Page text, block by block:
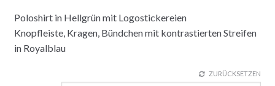
Poloshirt in Hellgrün mit Logostickereien
Knopfleiste, Kragen, Bündchen mit kontrastierten Streifen
in Royalblau
ZURÜCKSETZEN